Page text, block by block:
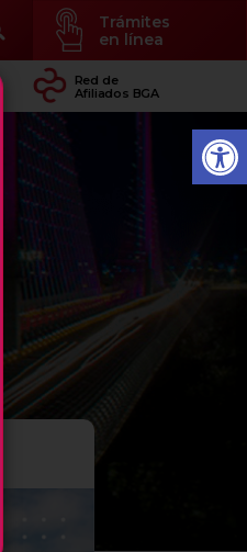
Trámites
en línea
Red de
Afiliados BGA